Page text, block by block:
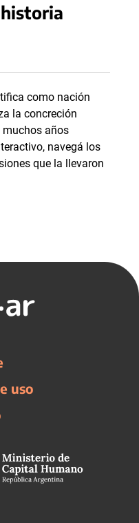
como nación
la concreción
muchos años
navegá los
que la llevaron
uso